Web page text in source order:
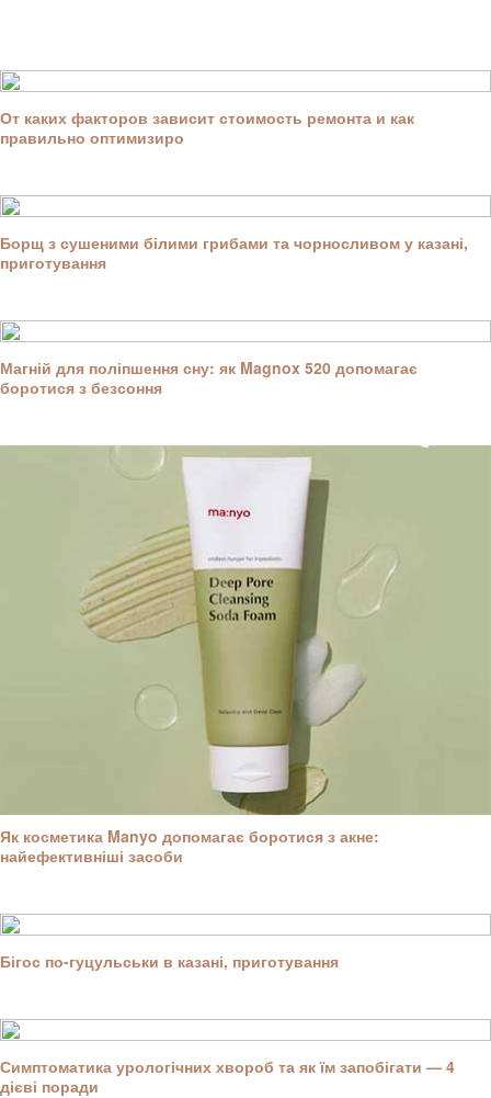
От каких факторов зависит стоимость ремонта и как
правильно оптимизиро
Борщ з сушеними білими грибами та чорносливом у казані,
приготування
Магній для поліпшення сну: як Magnox 520 допомагає
боротися з безсоння
Як косметика Manyo допомагає боротися з акне:
найефективніші засоби
Бігос по-гуцульськи в казані, приготування
Симптоматика урологічних хвороб та як їм запобігати — 4
дієві поради